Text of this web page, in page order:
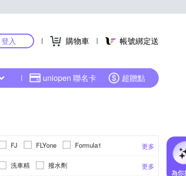
登入 購物車 帳號綁定送
uniopen 聯名卡 超贈點
更多
FJ FLYone
Formula1
MOBIL 美孚 更多
洗車精
撥水劑